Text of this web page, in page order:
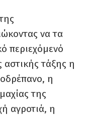
να τα
περιεχόμενό
αστικής τάξης η
η
της
αγροτιά, η